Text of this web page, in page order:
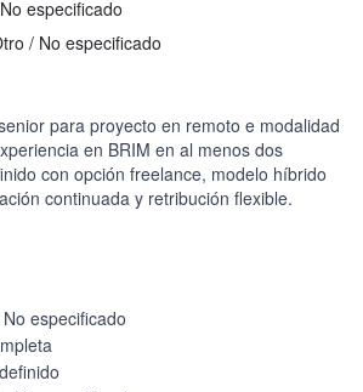
No especificado
/ No especificado
para proyecto en remoto e modalidad
en BRIM en al menos dos
con opción freelance, modelo híbrido
continuada y retribución flexible.